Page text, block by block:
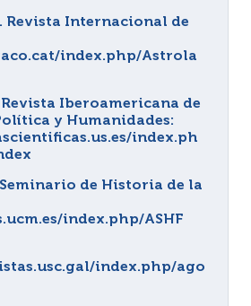
Revista Internacional de
index.php/Astrola
Iberoamericana de
y Humanidades:
index.ph
de Historia de la
index.php/ASHF
index.php/ago